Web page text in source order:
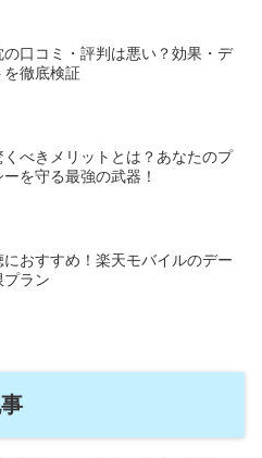
の口コミ・評判は悪い？効果・デ
を徹底検証
くべきメリットとは？あなたのプ
を守る最強の武器！
におすすめ！楽天モバイルのデー
プラン